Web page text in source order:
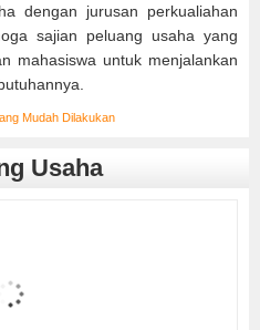
dengan jurusan perkualiahan
sajian peluang usaha yang
mahasiswa untuk menjalankan
Mudah Dilakukan
Usaha